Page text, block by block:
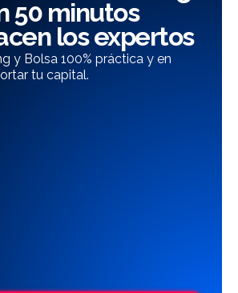
50 minutos
los expertos
y Bolsa 100% práctica y en
tu capital.